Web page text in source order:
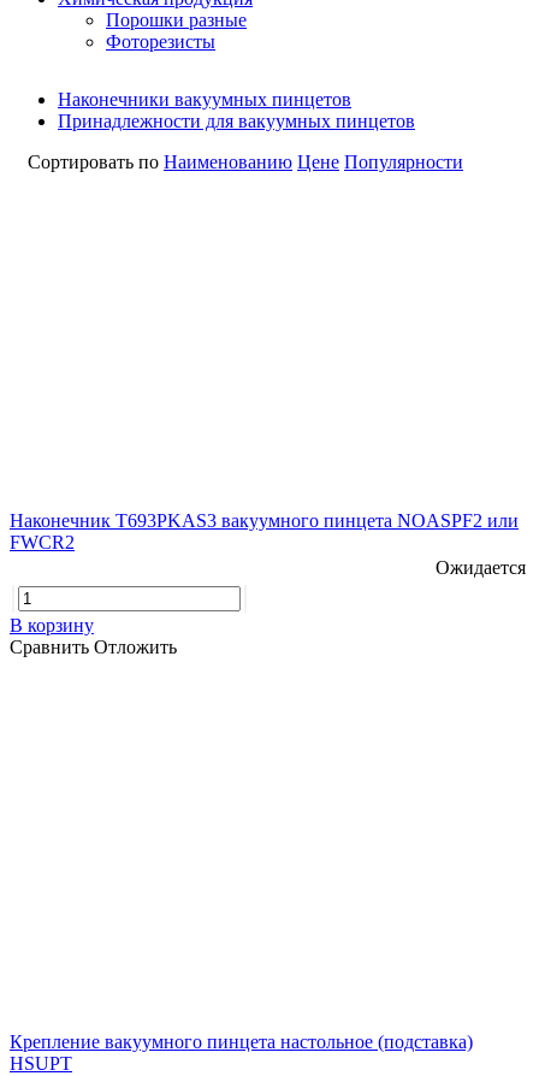
Порошки разные
Фоторезисты
Наконечники вакуумных пинцетов
Принадлежности для вакуумных пинцетов
Сортировать по Наименованию Цене Популярности
Наконечник T693PKAS3 вакуумного пинцета NOASPF2 или
FWCR2
Ожидается
В корзину
Сравнить Отложить
Крепление вакуумного пинцета настольное (подставка)
HSUPT